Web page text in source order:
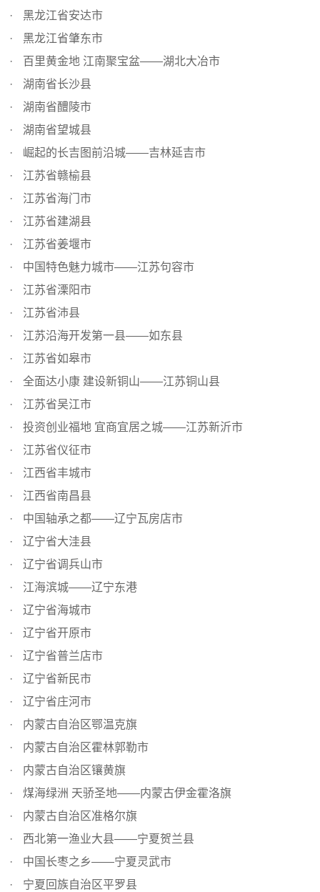
黑龙江省安达市
黑龙江省肇东市
百里黄金地 江南聚宝盆——湖北大冶市
湖南省长沙县
湖南省醴陵市
湖南省望城县
崛起的长吉图前沿城——吉林延吉市
江苏省赣榆县
江苏省海门市
江苏省建湖县
江苏省姜堰市
中国特色魅力城市——江苏句容市
江苏省溧阳市
江苏省沛县
江苏沿海开发第一县——如东县
江苏省如皋市
全面达小康 建设新铜山——江苏铜山县
江苏省吴江市
投资创业福地 宜商宜居之城——江苏新沂市
江苏省仪征市
江西省丰城市
江西省南昌县
中国轴承之都——辽宁瓦房店市
辽宁省大洼县
辽宁省调兵山市
江海滨城——辽宁东港
辽宁省海城市
辽宁省开原市
辽宁省普兰店市
辽宁省新民市
辽宁省庄河市
内蒙古自治区鄂温克旗
内蒙古自治区霍林郭勒市
内蒙古自治区镶黄旗
煤海绿洲 天骄圣地——内蒙古伊金霍洛旗
内蒙古自治区准格尔旗
西北第一渔业大县——宁夏贺兰县
中国长枣之乡——宁夏灵武市
宁夏回族自治区平罗县